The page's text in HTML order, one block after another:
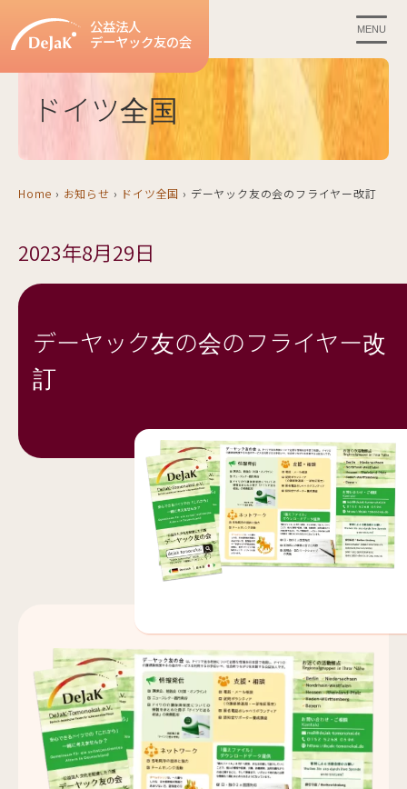
公益法人
デーヤック友の会
MENU
ドイツ全国
Home › お知らせ › ドイツ全国 › デーヤック友の会のフライヤー改訂
2023年8月29日
デーヤック友の会のフライヤー改
訂